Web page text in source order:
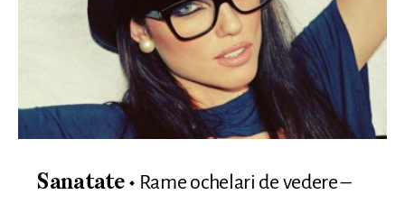
Sanatate
Rame ochelari de vedere –